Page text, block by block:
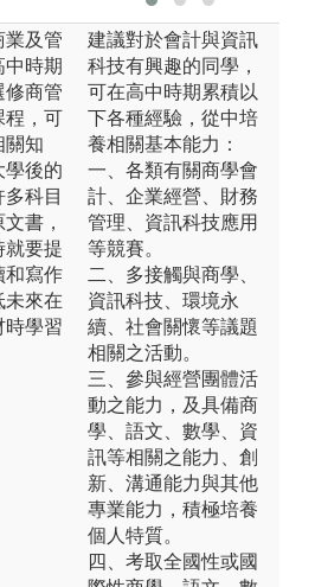
業及管
中時期
修商管
程，可
關知
學後的
科目
書，
就要提
和寫作
未來在
時學習
建議對於會計與資訊
科技有興趣的同學，
可在高中時期累積以
下各種經驗，從中培
養相關基本能力：
一、各類有關商學會
計、企業經營、財務
管理、資訊科技應用
等競賽。
二、多接觸與商學、
資訊科技、環境永
續、社會關懷等議題
相關之活動。
三、參與經營團體活
動之能力，及具備商
學、語文、數學、資
訊等相關之能力、創
新、溝通能力與其他
專業能力，積極培養
個人特質。
四、考取全國性或國